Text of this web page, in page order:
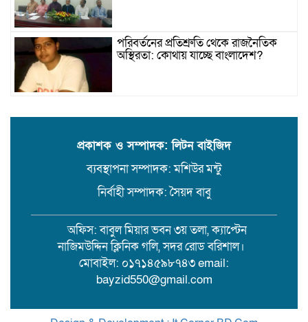
পরিবর্তনের প্রতিশ্রুতি থেকে রাজনৈতিক
অস্থিরতা: কোথায় যাচ্ছে বাংলাদেশ?
ওপর হামলা, জেলা সাংবাদিক ইউনিয়নের
১৭ বছরের সাজাপ্রাপ্ত অস্ত্র মামলার পলাতক
আসামি র‍্যাব-৮ এর অভিযানে গ্রেফতার
বরিশালে সন্তানের সামনে বৃদ্ধা মাকে
কুপিয়ে জখম। থানায় অভিযোগ
কোটি কোটি টাকার সরকারি বরাদ্দ
প্রকাশক ও সম্পাদক: লিটন বাইজিদ
ব্যবস্থাপনা সম্পাদক: মশিউর মন্টু
নির্বাহী সম্পাদক: সৈয়দ বাবু
অফিস: বাবুল মিয়ার ভবন ৩য় তলা, ক্যাপ্টেন
নাজিমউদ্দিন ক্লিনিক গলি, সদর রোড বরিশাল।
মোবাইল: ০১৭১৪৫৯৮৭৪৩ email:
bayzid550@gmail.com